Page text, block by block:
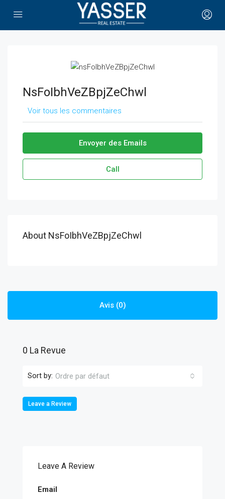
NsFoIbhVeZBpjZeChwl
Voir tous les commentaires
Envoyer des Emails
Call
About NsFoIbhVeZBpjZeChwl
Avis (0)
0 La Revue
Sort by: Ordre par défaut
Leave a Review
Leave A Review
Email